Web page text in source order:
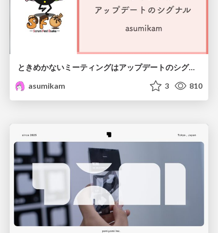
ときめかないミーティングはアップデートのシグナル #scrumosaka
asumikam
3 810